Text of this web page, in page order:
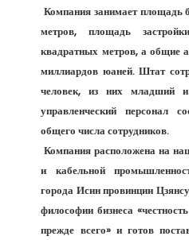
Компания занимает площадь более 650 000 квадратных
метров, площадь
квадратных метров, а общие
миллиардов юаней. Штат
человек, из них младший
управленческий персонал
общего числа сотрудников.
Компания расположена на национальной базе проводной
и кабельной
города Исин провинции
философии бизнеса
прежде всего» и готов